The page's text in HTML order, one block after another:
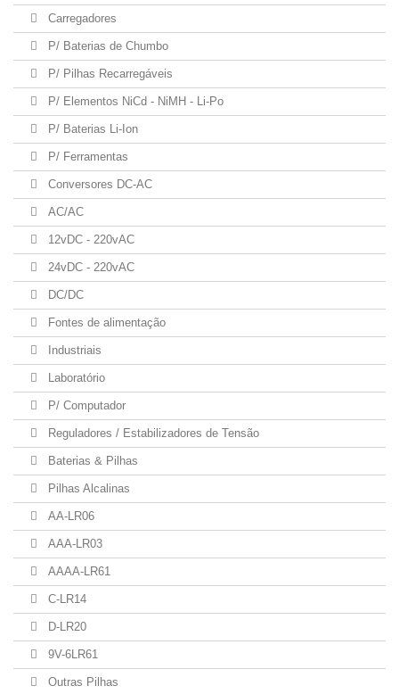
Carregadores
P/ Baterias de Chumbo
P/ Pilhas Recarregáveis
P/ Elementos NiCd - NiMH - Li-Po
P/ Baterias Li-Ion
P/ Ferramentas
Conversores DC-AC
AC/AC
12vDC - 220vAC
24vDC - 220vAC
DC/DC
Fontes de alimentação
Industriais
Laboratório
P/ Computador
Reguladores / Estabilizadores de Tensão
Baterias & Pilhas
Pilhas Alcalinas
AA-LR06
AAA-LR03
AAAA-LR61
C-LR14
D-LR20
9V-6LR61
Outras Pilhas